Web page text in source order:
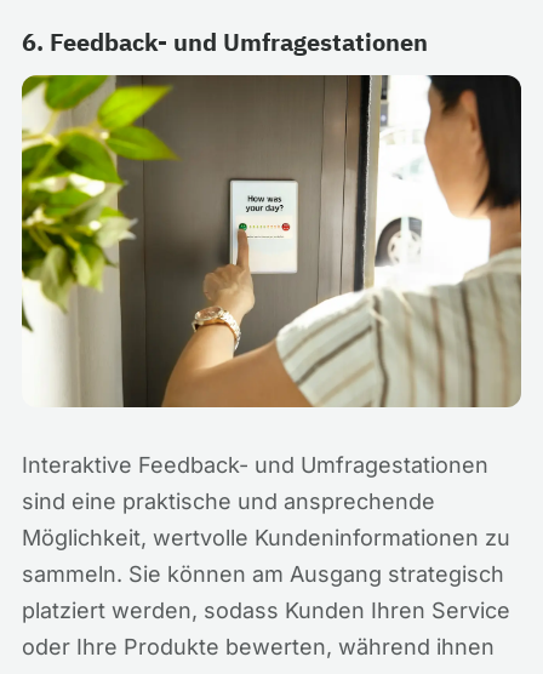
6. Feedback- und Umfragestationen
Interaktive Feedback- und Umfragestationen
sind eine praktische und ansprechende
Möglichkeit, wertvolle Kundeninformationen zu
sammeln. Sie können am Ausgang strategisch
platziert werden, sodass Kunden Ihren Service
oder Ihre Produkte bewerten, während ihnen